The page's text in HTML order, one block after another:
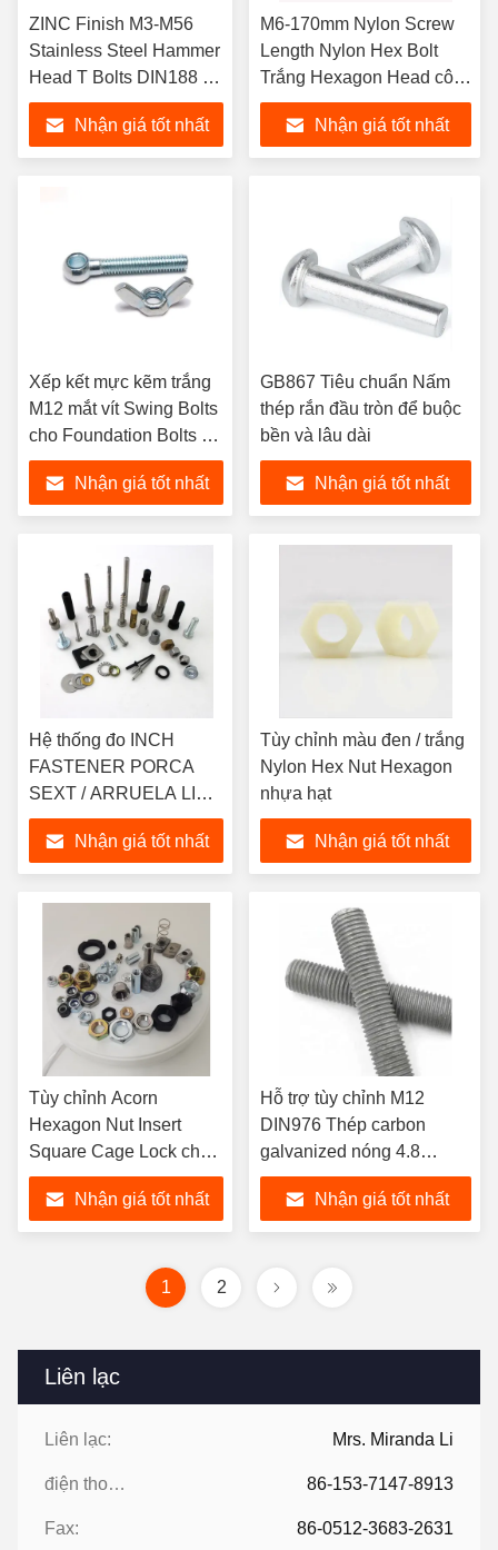
Liên lạc
Liên lạc: Mrs. Miranda Li
điện thoại: 86-153-7147-8913
Fax: 86-0512-3683-2631
ZINC Finish M3-M56
Stainless Steel Hammer
Head T Bolts DIN188 T-
Head Bolts với Double
Nib
Nhận giá tốt nhất
M6-170mm Nylon Screw
Length Nylon Hex Bolt
Trắng Hexagon Head cô
lập Bolt nhựa
Nhận giá tốt nhất
Xếp kết mực kẽm trắng
M12 mắt vít Swing Bolts
cho Foundation Bolts và
Slip Knot Bolts
Nhận giá tốt nhất
GB867 Tiêu chuẩn Nấm
thép rắn đầu tròn để buộc
bền và lâu dài
Nhận giá tốt nhất
Hệ thống đo INCH
FASTENER PORCA
SEXT / ARRUELA LISA
/ PARAFUSO SEXT cho
mẫu
Nhận giá tốt nhất
Tùy chỉnh màu đen / trắng
Nylon Hex Nut Hexagon
nhựa hạt
Nhận giá tốt nhất
Tùy chỉnh Acorn
Hexagon Nut Insert
Square Cage Lock cho
Heavy Coupling Weld
Hex NutNhận giá tốt nhất
Hỗ trợ tùy chỉnh M12
DIN976 Thép carbon
galvanized nóng 4.8
Grade Threaded Rods
Nhận giá tốt nhất
1 2